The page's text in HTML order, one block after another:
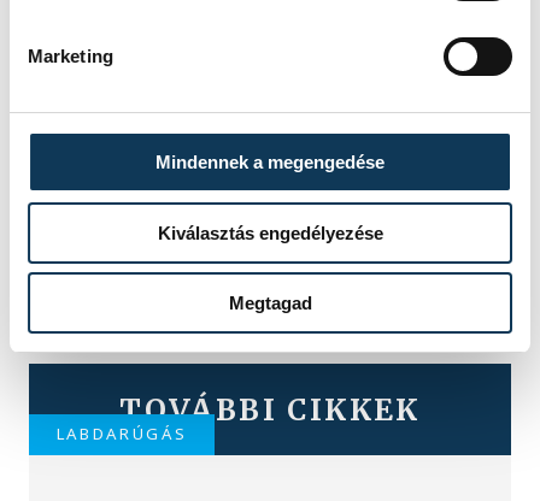
Marketing
Mindennek a megengedése
Kiválasztás engedélyezése
Megtagad
TOVÁBBI CIKKEK
LABDARÚGÁS